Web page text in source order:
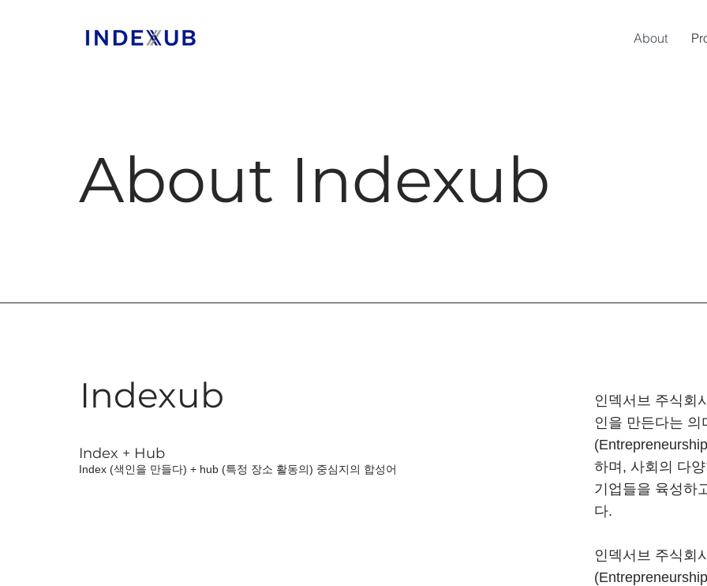
About
About Indexub
Indexub
Index + Hub
Index (색인을 만들다) + hub (특정 장소 활동의) 중심지의 합성어
인덱서브 주식회
인을 만든다는 의
하며, 사회의 다
기업들을 육성하
다.
인덱서브 주식회